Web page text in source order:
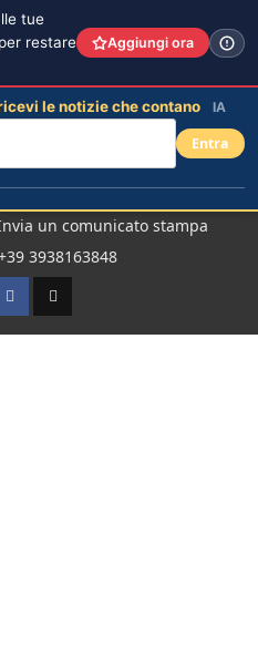
un comunicato stampa
3938163848
Facebook
TikTok
tue
restare
Aggiungi ora
le notizie che contano IA
Entra